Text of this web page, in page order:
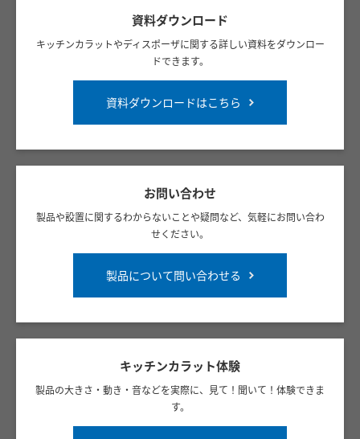
資料ダウンロード
キッチンカラットやディスポーザに関する詳しい資料をダウンロー
ドできます。
資料ダウンロードはこちら
お問い合わせ
製品や設置に関するわからないことや疑問など、気軽にお問い合わ
せください。
製品について問い合わせる
キッチンカラット体験
製品の大きさ・動き・音などを実際に、見て！聞いて！体験できま
す。